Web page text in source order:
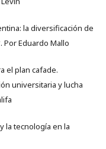
la diversificación de
Eduardo Mallo
el plan cafade.
universitaria y lucha
la tecnología en la